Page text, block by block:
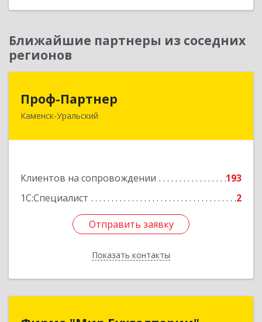
Ближайшие партнеры из соседних
регионов
Проф-Партнер
Каменск-Уральский
Клиентов на сопровождении
193
1С:Специалист
2
Отправить заявку
Показать контакты
623406, Свердловская обл, Каменск-Уральский
Отправить заявку
Назад